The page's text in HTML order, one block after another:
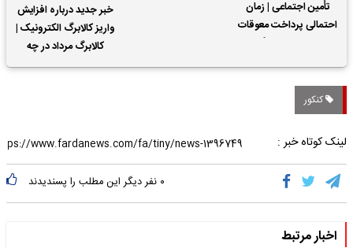
تأمین اجتماعی | زمان
احتمالی پرداخت معوقات
خبر جدید درباره افزایش
واریز کالابرگ الکترونیک |
کالابرگ مرداد در چه
تاریخی واریز خواهد شد؟
کنکور
لینک کوتاه خبر :
۰ نفر دیگر این مطلب را پسندیدند
اخبار مرتبط